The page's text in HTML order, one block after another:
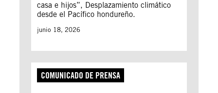
casa e hijos”, Desplazamiento climático
desde el Pacífico hondureño.
junio 18, 2026
COMUNICADO DE PRENSA